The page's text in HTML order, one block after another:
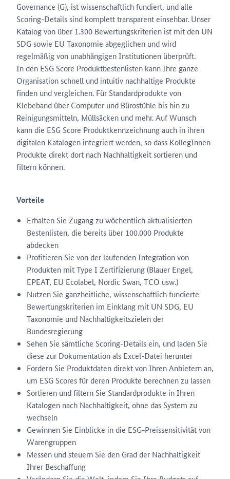
Governance (G), ist wissenschaftlich fundiert, und alle
Scoring-Details sind komplett transparent einsehbar. Unser
Katalog von über 1.300 Bewertungskriterien ist mit den UN
SDG sowie EU Taxonomie abgeglichen und wird
regelmäßig von unabhängigen Institutionen überprüft.
In den ESG Score Produktbestenlisten kann Ihre ganze
Organisation schnell und intuitiv nachhaltige Produkte
finden und vergleichen. Für Standardprodukte von
Klebeband über Computer und Bürostühle bis hin zu
Reinigungsmitteln, Müllsäcken und mehr. Auf Wunsch
kann die ESG Score Produktkennzeichnung auch in ihren
digitalen Katalogen integriert werden, so dass KollegInnen
Produkte direkt dort nach Nachhaltigkeit sortieren und
filtern können.
Vorteile
Erhalten Sie Zugang zu wöchentlich aktualisierten
Bestenlisten, die bereits über 100.000 Produkte
abdecken
Profitieren Sie von der laufenden Integration von
Produkten mit Type I Zertifizierung (Blauer Engel,
EPEAT, EU Ecolabel, Nordic Swan, TCO usw.)
Nutzen Sie ganzheitliche, wissenschaftlich fundierte
Bewertungskriterien im Einklang mit UN SDG, EU
Taxonomie und Nachhaltigkeitszielen der
Bundesregierung
Sehen Sie sämtliche Scoring-Details ein, und laden Sie
diese zur Dokumentation als Excel-Datei herunter
Fordern Sie Produktdaten direkt von Ihren Anbietern an,
um ESG Scores für deren Produkte berechnen zu lassen
Sortieren und filtern Sie Standardprodukte in Ihren
Katalogen nach Nachhaltigkeit, ohne das System zu
wechseln
Gewinnen Sie Einblicke in die ESG-Preissensitivität von
Warengruppen
Messen und steuern Sie den Grad der Nachhaltigkeit
Ihrer Beschaffung